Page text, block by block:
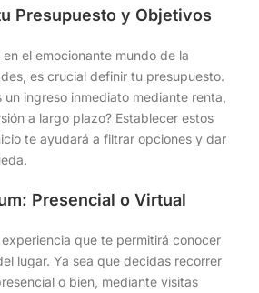
Presupuesto y Objetivos
el emocionante mundo de la
es crucial definir tu presupuesto.
ingreso inmediato mediante renta,
a largo plazo? Establecer estos
te ayudará a filtrar opciones y dar
Presencial o Virtual
que te permitirá conocer
lugar. Ya sea que decidas recorrer
o bien, mediante visitas